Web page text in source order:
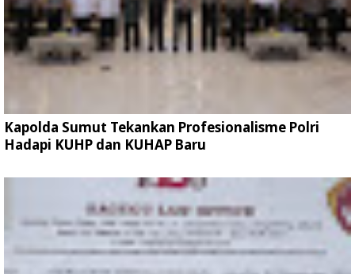
Kapolda Sumut Tekankan Profesionalisme Polri
Hadapi KUHP dan KUHAP Baru